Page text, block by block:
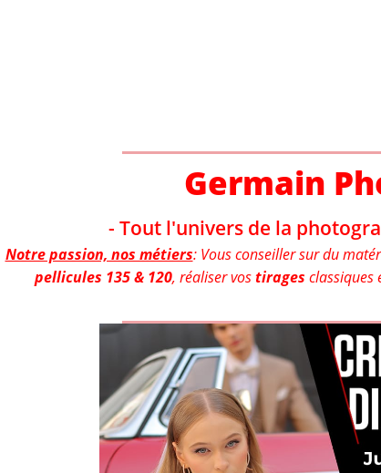
Germain
- Tout l'univers de la
Notre passion, nos métiers: Vous conseiller sur du
pellicules 135 & 120, réaliser vostirages classiques